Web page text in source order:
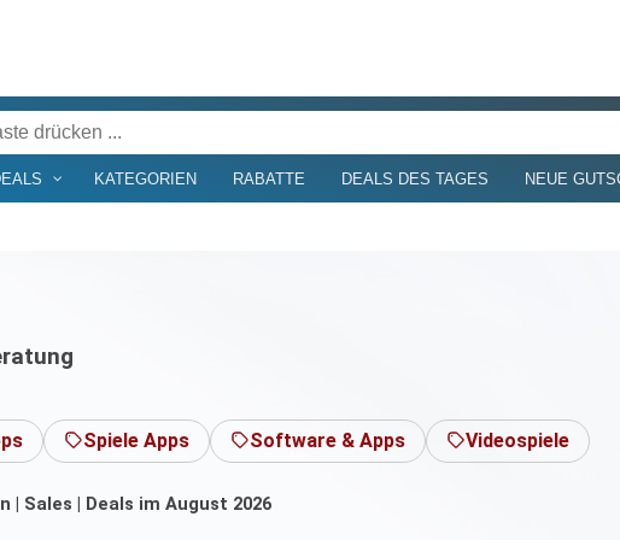
KATEGORIEN RABATTE DEALS DES TAGES NEUE
Spiele Apps Software & Apps Videospiele
Sales | Deals im August 2026